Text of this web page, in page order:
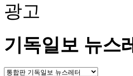
광고
기독일보 뉴스